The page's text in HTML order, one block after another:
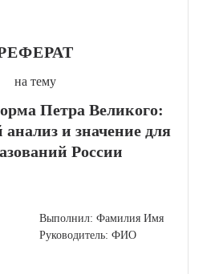
на тему
Петра Великого:
анализ и значение для
России
Выполнил: Фамилия Имя
Руководитель: ФИО